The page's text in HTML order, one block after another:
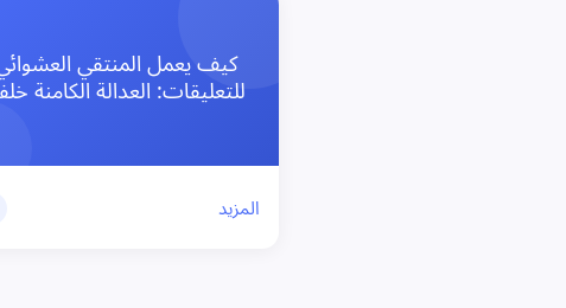
كيف يعمل المنتقي
للتعليقات: العدالة الكامنة
المزيد